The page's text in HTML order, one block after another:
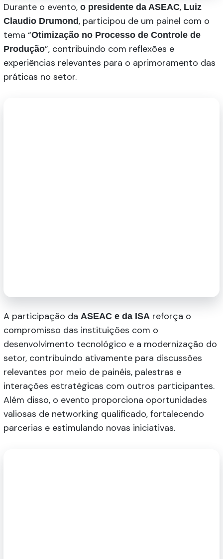
Durante o evento,o presidente da ASEAC, Luiz
Claudio Drumond, participou de um painel com o
tema “Otimização no Processo de Controle de
Produção”, contribuindo com reflexões e
experiências relevantes para o aprimoramento das
práticas no setor.
A participação daASEAC e da ISA reforça o
compromisso das instituições com o
desenvolvimento tecnológico e a modernização do
setor, contribuindo ativamente para discussões
relevantes por meio de painéis, palestras e
interações estratégicas com outros participantes.
Além disso, o evento proporciona oportunidades
valiosas de networking qualificado, fortalecendo
parcerias e estimulando novas iniciativas.